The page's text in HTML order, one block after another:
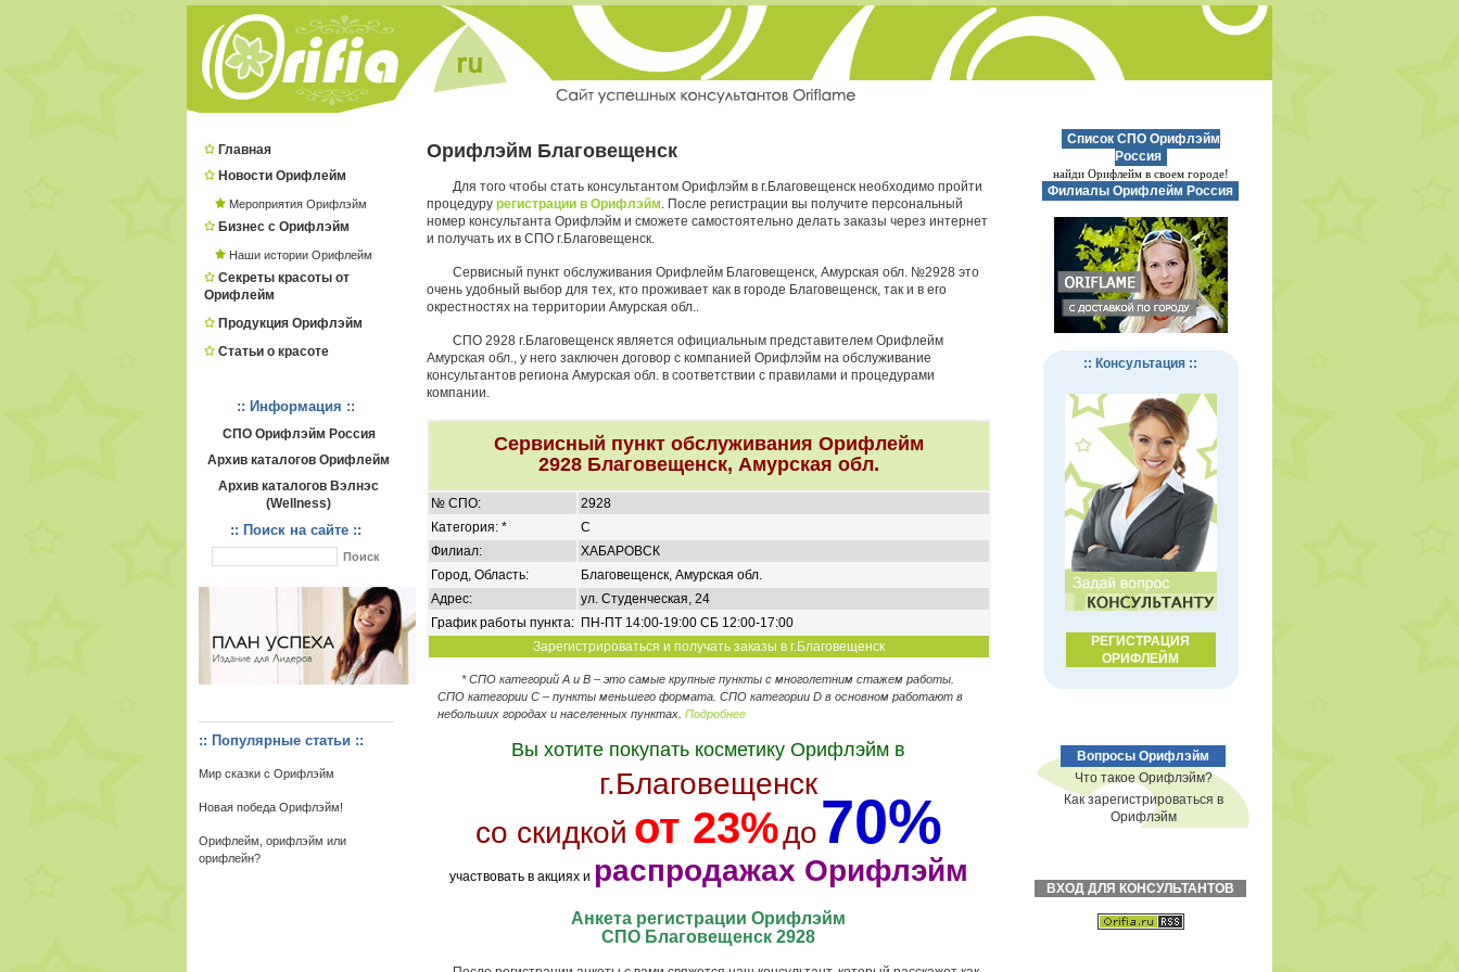
Главная
Новости Орифлейм
Мероприятия Орифлэйм
Бизнес с Орифлэйм
Наши истории Орифлейм
Секреты красоты от
Орифлейм
Продукция Орифлэйм
Статьи о красоте
:: Информация ::
СПО Орифлэйм Россия
Архив каталогов Орифлейм
Архив каталогов Вэлнэс
(Wellness)
:: Поиск на сайте ::
:: Популярные статьи ::
Мир сказки с Орифлэйм
Новая победа Орифлэйм!
Орифлейм, орифлэйм или
орифлейн?
Орифлэйм Благовещенск
Для того чтобы стать консультантом Орифлэйм в г.Благовещенск необходимо пройти
процедуру регистрации в Орифлэйм. После регистрации вы получите персональный
номер консультанта Орифлэйм и сможете самостоятельно делать заказы через интернет
и получать их в СПО г.Благовещенск.
Сервисный пункт обслуживания Орифлейм Благовещенск, Амурская обл. №2928 это
очень удобный выбор для тех, кто проживает как в городе Благовещенск, так и в его
окрестностях на территории Амурская обл..
СПО 2928 г.Благовещенск является официальным представителем Орифлейм
Амурская обл., у него заключен договор с компанией Орифлэйм на обслуживание
консультантов региона Амурская обл. в соответствии с правилами и процедурами
компании.
Сервисный пункт обслуживания Орифлейм
2928 Благовещенск, Амурская обл.
№ СПО:
2928
Категория: *
C
Филиал:
ХАБАРОВСК
Город, Область:
Благовещенск, Амурская обл.
Адрес:
ул. Студенческая, 24
График работы пункта: ПН-ПТ 14:00-19:00 СБ 12:00-17:00
Зарегистрироваться и получать заказы в г.Благовещенск
* СПО категорий А и В – это самые крупные пункты с многолетним стажем работы.
СПО категории C – пункты меньшего формата. СПО категории D в основном работают в
небольших городах и населенных пунктах. Подробнее
Вы хотите покупать косметику Орифлэйм в
г.Благовещенск
со скидкой от 23%до70%
участвовать в акциях и распродажах Орифлэйм
Анкета регистрации Орифлэйм
СПО Благовещенск 2928
Список СПО Орифлэйм
Россия
найди Орифлейм в своем городе!
Филиалы Орифлейм Россия
:: Консультация ::
РЕГИСТРАЦИЯ
ОРИФЛЕЙМ
Вопросы Орифлэйм
Что такое Орифлэйм?
Как зарегистрироваться в
Орифлэйм
ВХОД ДЛЯ КОНСУЛЬТАНТОВ